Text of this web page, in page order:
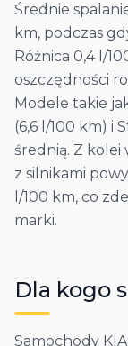
Średnie
km, podczas
Różnica 0,4 l/
oszczędności
Modele takie
(6,6 l/100 km) i
średnią. Z kolei
z silnikami
l/100 km, co
marki.
Dla kogo
Samochody